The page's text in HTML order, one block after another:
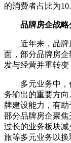
的消费者占比为
品牌房企战略
近年来，品牌
面，部分品牌房
发与经营并重转变
多元业务中，代
务输出的重要方
牌建设能力，有
部分品牌房企聚
过长的业务板块
旅等多元业务以换